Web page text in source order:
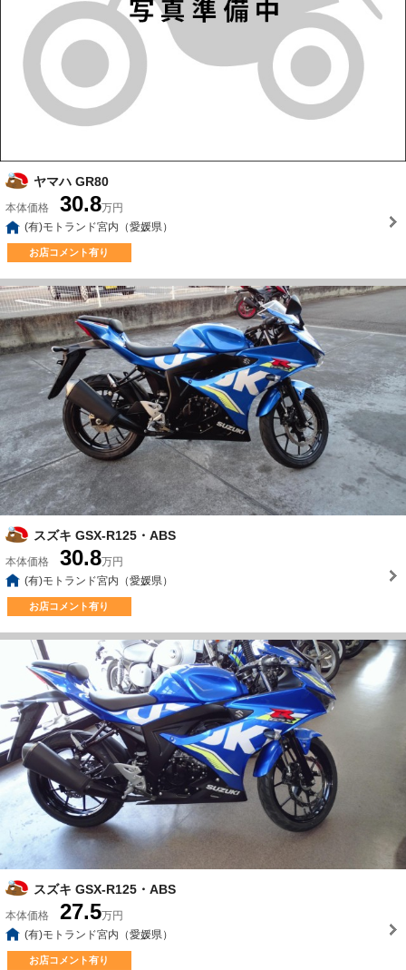
ヤマハ GR80
本体価格 30.8万円
(有)モトランド宮内（愛媛県）
お店コメント有り
スズキ GSX-R125・ABS
本体価格 30.8万円
(有)モトランド宮内（愛媛県）
お店コメント有り
スズキ GSX-R125・ABS
本体価格 27.5万円
(有)モトランド宮内（愛媛県）
お店コメント有り